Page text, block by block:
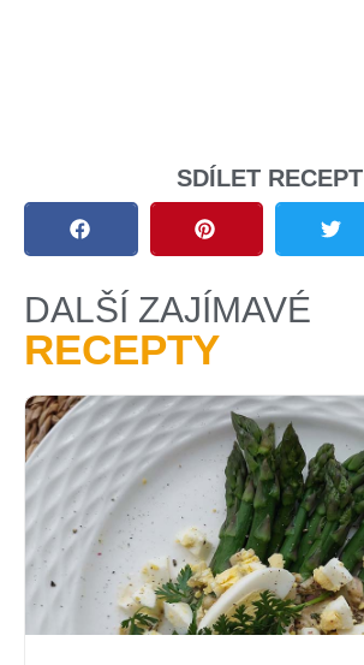
SDÍLET RECEPT
DALŠÍ ZAJÍMAVÉ
RECEPTY